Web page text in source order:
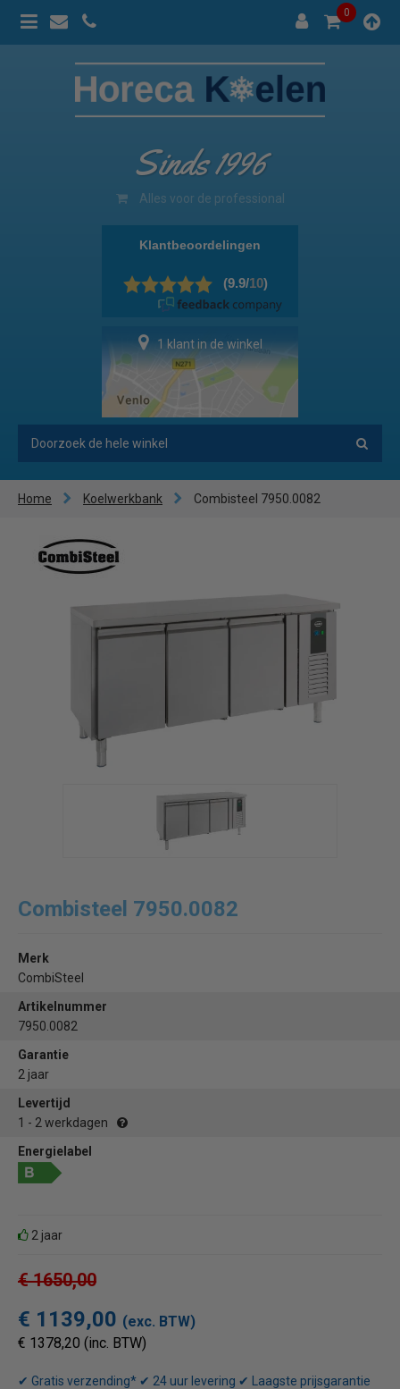
0
Sinds 1996
100% prijsgarantie
1 klant in de winkel
Home Koelwerkbank Combisteel 7950.0082
Combisteel 7950.0082
Merk
CombiSteel
Artikelnummer
7950.0082
Garantie
2 jaar
Levertijd
1 - 2 werkdagen
Energielabel
2 jaar
€ 1650,00
€ 1139,00 (exc. BTW)
€ 1378,20 (inc. BTW)
✔ Gratis verzending* ✔ 24 uur levering ✔ Laagste prijsgarantie